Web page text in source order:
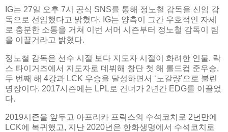
IG는 27일 오후 7시 공식 SNS를 통해 정노철 감독을 신임 감
독으로 선임했다고 밝혔다. IG는 양측이 그간 우호적인 자세
로 충분한 소통을 거쳐 이번 서머 시즌부터 정노철 감독이 팀
을 이끌거라고 밝혔다.
정노철 감독은 선수 시절 보다 지도자 시절이 화려한 인물. 락
스 타이거즈에서 지도자로 데뷔해 창단 첫 해 롤드컵 준우승,
두 번째 해 4강과 LCK 우승을 달성하면서 ‘노갈량’으로 불린
명장이다. 2017시즌에는 LPL로 건너가 2년간 EDG를 이끌었
다.
2019시즌을 앞두고 아프리카 프릭스의 수석코치로 2년만에
LCK에 복귀했고, 지난 2020년은 한화생명에서 수석코치로